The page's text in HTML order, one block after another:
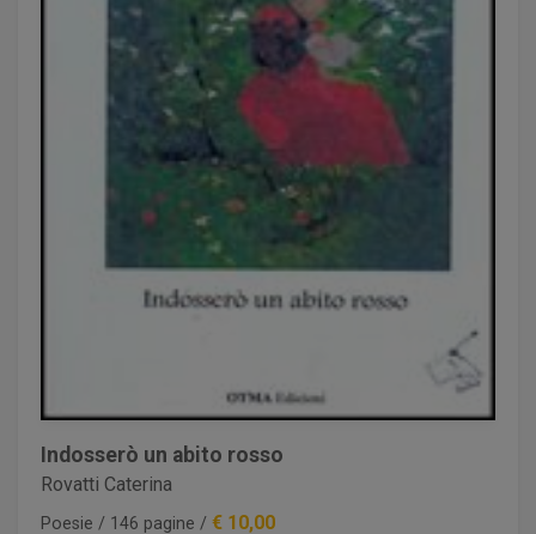
Indosserò un abito rosso
Rovatti Caterina
Poesie / 146 pagine /€ 10,00